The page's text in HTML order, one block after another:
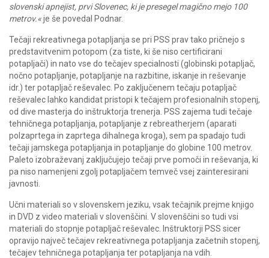
slovenski apnejist, prvi Slovenec, ki je presegel magično mejo 100
metrov.«je še povedal Podnar.
Tečaji rekreativnega potapljanja se pri PSS prav tako pričnejo s
predstavitvenim potopom (za tiste, ki še niso certificirani
potapljači) in nato vse do tečajev specialnosti (globinski potapljač,
nočno potapljanje, potapljanje na razbitine, iskanje in reševanje
idr.) ter potapljač reševalec. Po zaključenem tečaju potapljač
reševalec lahko kandidat pristopi k tečajem profesionalnih stopenj,
od dive masterja do inštruktorja trenerja. PSS zajema tudi tečaje
tehničnega potapljanja, potapljanje z rebreatherjem (aparati
polzaprtega in zaprtega dihalnega kroga), sem pa spadajo tudi
tečaji jamskega potapljanja in potapljanje do globine 100 metrov.
Paleto izobraževanj zaključujejo tečaji prve pomoči in reševanja, ki
pa niso namenjeni zgolj potapljačem temveč vsej zainteresirani
javnosti.
Učni materiali so v slovenskem jeziku, vsak tečajnik prejme knjigo
in DVD z video materiali v slovenščini. V slovenščini so tudi vsi
materiali do stopnje potapljač reševalec. Inštruktorji PSS sicer
opravijo največ tečajev rekreativnega potapljanja začetnih stopenj,
tečajev tehničnega potapljanja ter potapljanja na vdih.